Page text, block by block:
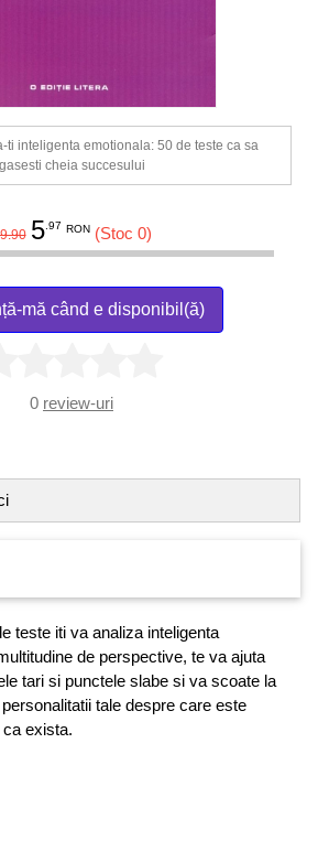
ti inteligenta emotionala: 50 de teste ca sa
gasesti cheia succesului
5.97 RON (Stoc 0)
mă când e disponibil(ă)
0 review-uri
teste iti va analiza inteligenta
de perspective, te va ajuta
tari si punctele slabe si va scoate la
tale despre care este
exista.